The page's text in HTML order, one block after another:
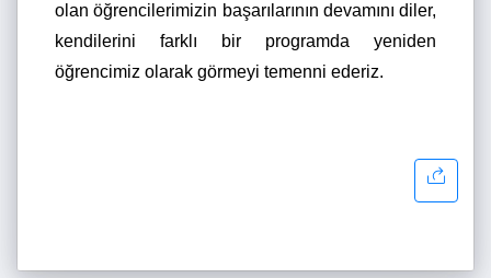
olan öğrencilerimizin başarılarının devamını diler,
kendilerini farklı bir programda yeniden
öğrencimiz olarak görmeyi temenni ederiz.